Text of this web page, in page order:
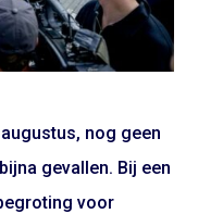
nog geen
gevallen. Bij een
voor